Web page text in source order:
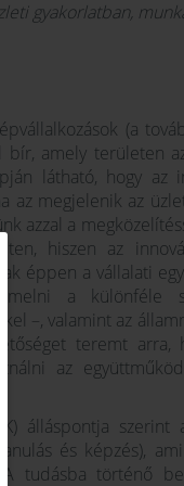
gyakorlatban,
(a
bír, amely területen
látható, hogy az
az megjelenik az
azzal a
hiszen az
éppen a vállalati
a különféle
–, valamint az
teremt arra,
az
álláspontja
és képzés),
tudásba történő